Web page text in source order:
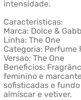
intensidade.
Caracteristicas:
Marca: Dolce &
Linha: The One
Categoria: Perfume
Versao: The One
Beneficios:
feminino e
sofisticadas e
almíscar e vetiver.